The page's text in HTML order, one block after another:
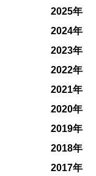
2025年
2024年
2023年
2022年
2021年
2020年
2019年
2018年
2017年
催者とガイド、船